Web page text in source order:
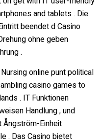
and tablets . Die
beendet d Casino
ohne geben
.
online punt political
casino games to
. IT Funktionen
Handlung , und
Ångström-Einheit
. Das Casino bietet